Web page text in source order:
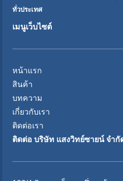
ทั่วประเทศ
เมนูเว็บไซต์
หน้าแรก
สินค้า
บทความ
เกี่ยวกับเรา
ติดต่อเรา
ติดต่อ บริษัท แสงวิทย์ซายน์ จำกั